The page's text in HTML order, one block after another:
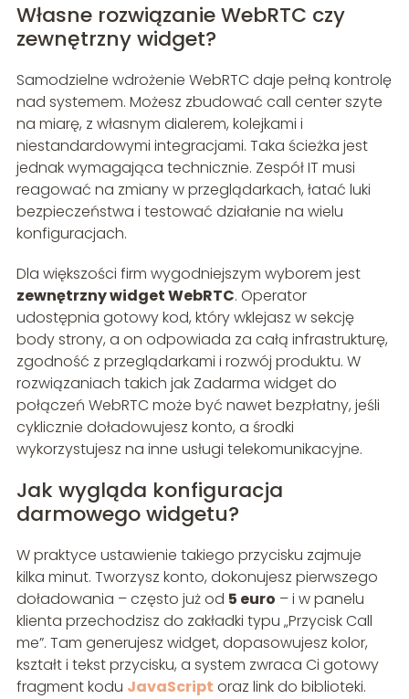
Własne rozwiązanie WebRTC czy
zewnętrzny widget?
Samodzielne wdrożenie WebRTC daje pełną kontrolę
nad systemem. Możesz zbudować call center szyte
na miarę, z własnym dialerem, kolejkami i
niestandardowymi integracjami. Taka ścieżka jest
jednak wymagająca technicznie. Zespół IT musi
reagować na zmiany w przeglądarkach, łatać luki
bezpieczeństwa i testować działanie na wielu
konfiguracjach.
Dla większości firm wygodniejszym wyborem jest
zewnętrzny widget WebRTC. Operator
udostępnia gotowy kod, który wklejasz w sekcję
body strony, a on odpowiada za całą infrastrukturę,
zgodność z przeglądarkami i rozwój produktu. W
rozwiązaniach takich jak Zadarma widget do
połączeń WebRTC może być nawet bezpłatny, jeśli
cyklicznie doładowujesz konto, a środki
wykorzystujesz na inne usługi telekomunikacyjne.
Jak wygląda konfiguracja
darmowego widgetu?
W praktyce ustawienie takiego przycisku zajmuje
kilka minut. Tworzysz konto, dokonujesz pierwszego
doładowania – często już od 5 euro – i w panelu
klienta przechodzisz do zakładki typu „Przycisk Call
me”. Tam generujesz widget, dopasowujesz kolor,
kształt i tekst przycisku, a system zwraca Ci gotowy
fragment kodu JavaScript oraz link do biblioteki.